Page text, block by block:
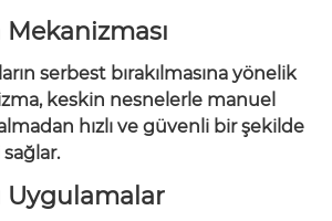
Mekanizması
serbest bırakılmasına yönelik
keskin nesnelerle manuel
hızlı ve güvenli bir şekilde
Uygulamalar